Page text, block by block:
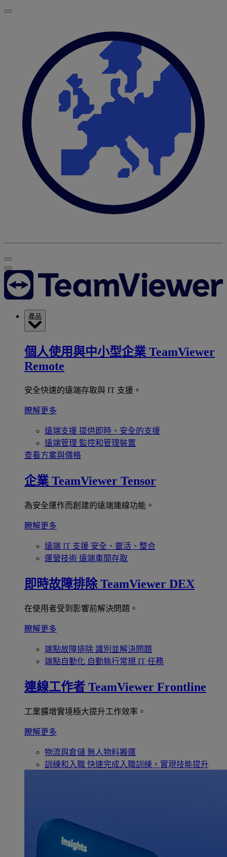
產品
個人使用與中小型企業 TeamViewer
Remote
安全快速的遠端存取與 IT 支援。
瞭解更多
遠端支援 提供即時、安全的支援
遠端管理 監控和管理裝置
查看方案與價格
企業 TeamViewer Tensor
為安全運作而創建的遠端連線功能。
瞭解更多
遠端 IT 支援 安全、靈活、整合
運營技術 遠端車間存取
即時故障排除 TeamViewer DEX
在使用者受到影響前解決問題。
瞭解更多
端點故障排除 識別並解決問題
端點自動化 自動執行常規 IT 任務
連線工作者 TeamViewer Frontline
工業擴增實境極大提升工作效率。
瞭解更多
物流與倉儲 無人物料搬運
訓練和入職 快速完成入職訓練，實現技能提升